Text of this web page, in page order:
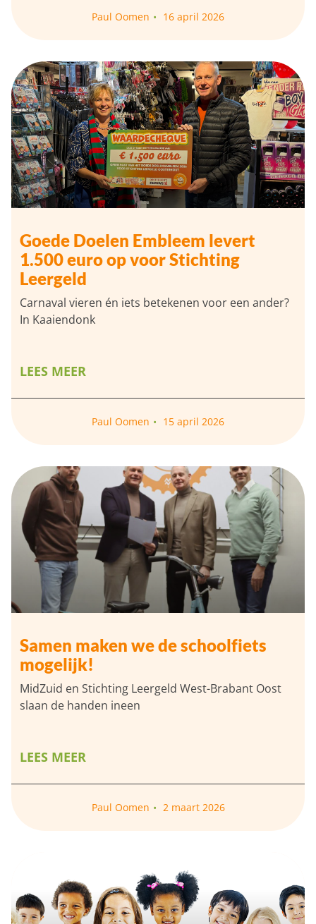
Paul Oomen 16 april 2026
Goede Doelen Embleem levert
1.500 euro op voor Stichting
Leergeld
Carnaval vieren én iets betekenen voor een ander?
In Kaaiendonk
LEES MEER
Paul Oomen 15 april 2026
Samen maken we de schoolfiets
mogelijk!
MidZuid en Stichting Leergeld West-Brabant Oost
slaan de handen ineen
LEES MEER
Paul Oomen 2 maart 2026